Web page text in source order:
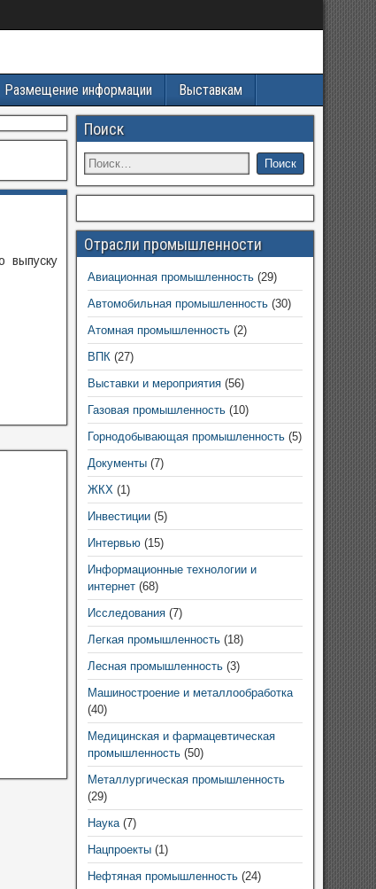
Размещение информации Выставкам
выпуску
Поиск
Отрасли промышленности
Авиационная промышленность(29)
Автомобильная промышленность(30)
Атомная промышленность(2)
ВПК(27)
Выставки и мероприятия(56)
Газовая промышленность(10)
Горнодобывающая промышленность(5)
Документы(7)
ЖКХ(1)
Инвестиции(5)
Интервью(15)
Информационные технологии и
интернет(68)
Исследования(7)
Легкая промышленность(18)
Лесная промышленность(3)
Машиностроение и металлообработка
(40)
Медицинская и фармацевтическая
промышленность(50)
Металлургическая промышленность
(29)
Наука(7)
Нацпроекты(1)
Нефтяная промышленность(24)